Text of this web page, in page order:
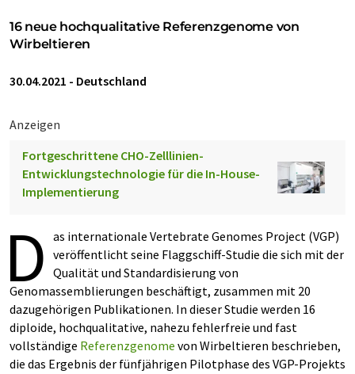
16 neue hochqualitative Referenzgenome von
Wirbeltieren
30.04.2021 - Deutschland
Anzeigen
Fortgeschrittene CHO-Zelllinien-
Entwicklungstechnologie für die In-House-
Implementierung
D as internationale Vertebrate Genomes Project (VGP)
veröffentlicht seine Flaggschiff-Studie die sich mit der
Qualität und Standardisierung von
Genomassemblierungen beschäftigt, zusammen mit 20
dazugehörigen Publikationen. In dieser Studie werden 16
diploide, hochqualitative, nahezu fehlerfreie und fast
vollständige Referenzgenome von Wirbeltieren beschrieben,
die das Ergebnis der fünfjährigen Pilotphase des VGP-Projekts